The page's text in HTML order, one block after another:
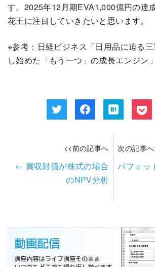
す。2025年12月期EVA1,000億円の達
花王に注目していきたいと思います。
※参考：日経ビジネス「日用品に迫る
し始めた「もう一つ」の成長エンジン」
<<前の記事へ
← 買収対価が株式の場合
のNPV分析
次の記事
バフェッ